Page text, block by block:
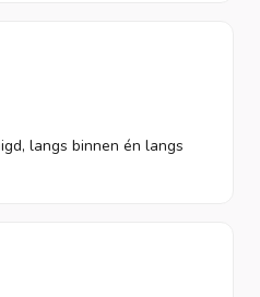
langs binnen én langs